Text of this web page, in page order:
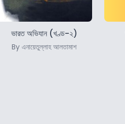
ভারত অভিযান (খণ্ড-২)
By এনায়েতুল্লাহ আলতামাশ